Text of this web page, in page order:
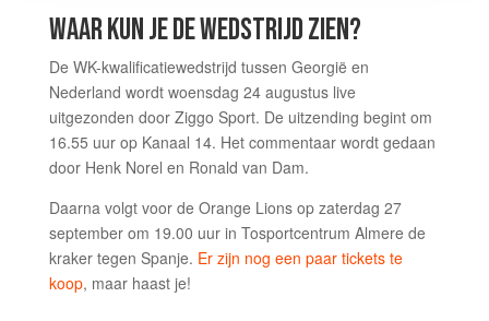
WAAR KUN JE DE WEDSTRIJD ZIEN?
De WK-kwalificatiewedstrijd tussen Georgië en
Nederland wordt woensdag 24 augustus live
uitgezonden door Ziggo Sport. De uitzending begint om
16.55 uur op Kanaal 14. Het commentaar wordt gedaan
door Henk Norel en Ronald van Dam.
Daarna volgt voor de Orange Lions op zaterdag 27
september om 19.00 uur in Tosportcentrum Almere de
kraker tegen Spanje. Er zijn nog een paar tickets te
koop, maar haast je!